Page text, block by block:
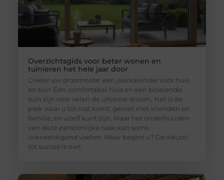
Overzichtsgids voor beter wonen en
tuinieren het hele jaar door
Creëer uw droomoase: een jaarkalender voor huis
en tuin Een comfortabel huis en een bloeiende
tuin zijn voor velen de ultieme droom. Het is de
plek waar u tot rust komt, geniet met vrienden en
familie, en uzelf kunt zijn. Maar het onderhouden
van deze persoonlijke oase kan soms
overweldigend voelen. Waar begint u? De sleutel
tot succes is niet